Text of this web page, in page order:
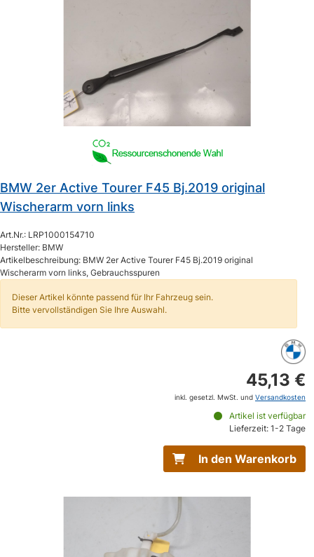
BMW 2er Active Tourer F45 Bj.2019 original
Wischerarm vorn links
Art.Nr.: LRP1000154710
Hersteller: BMW
Artikelbeschreibung: BMW 2er Active Tourer F45 Bj.2019 original
Wischerarm vorn links, Gebrauchsspuren
Dieser Artikel könnte passend für Ihr Fahrzeug sein.
Bitte vervollständigen Sie Ihre Auswahl.
45,13 €
inkl. gesetzl. MwSt. und Versandkosten
Artikel ist verfügbar
Lieferzeit: 1-2 Tage
In den Warenkorb